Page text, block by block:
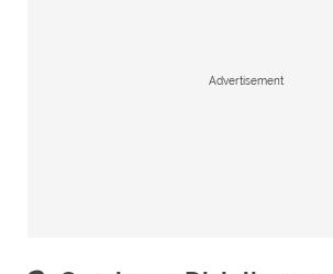
Advertisement